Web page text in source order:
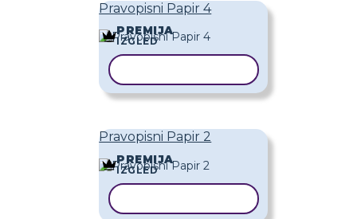
Pravopisni Papir 4
PREMIJA
IZGLED
Pravopisni Papir 2
PREMIJA
IZGLED